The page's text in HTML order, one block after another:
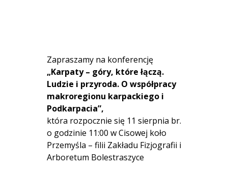
Zapraszamy na konferencję
„Karpaty – góry, które łączą.
Ludzie i przyroda. O współpracy
makroregionu karpackiego i
Podkarpacia”,
która rozpocznie się 11 sierpnia br.
o godzinie 11:00 w Cisowej koło
Przemyśla – filii Zakładu Fizjografii i
Arboretum Bolestraszyce